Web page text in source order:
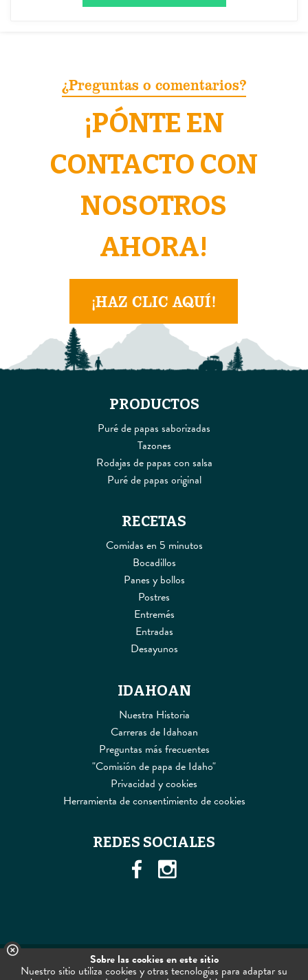
¿Preguntas o comentarios?
¡PÓNTE EN
CONTACTO CON
NOSOTROS
AHORA!
¡HAZ CLIC AQUÍ!
PRODUCTOS
Puré de papas saborizadas
Tazones
Rodajas de papas con salsa
Puré de papas original
RECETAS
Comidas en 5 minutos
Bocadillos
Panes y bollos
Postres
Entremés
Entradas
Desayunos
IDAHOAN
Nuestra Historia
Carreras de Idahoan
Preguntas más frecuentes
"Comisión de papa de Idaho"
Privacidad y cookies
Herramienta de consentimiento de cookies
REDES SOCIALES
© 2026 Idahoan Foods, LLC. Todos los derechos reservados
Sobre las cookies en este sitio
Nuestro sitio utiliza cookies y otras tecnologías para adaptar su